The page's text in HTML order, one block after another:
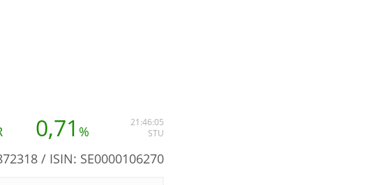
0,71 %
21:46:05
STU
/ ISIN: SE0000106270